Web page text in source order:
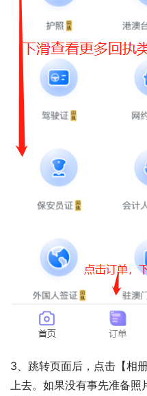
3、跳转页面后，点击【相
上去。如果没有事先准备